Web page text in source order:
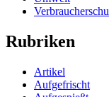
Rubriken
Artikel
Aufgefrischt